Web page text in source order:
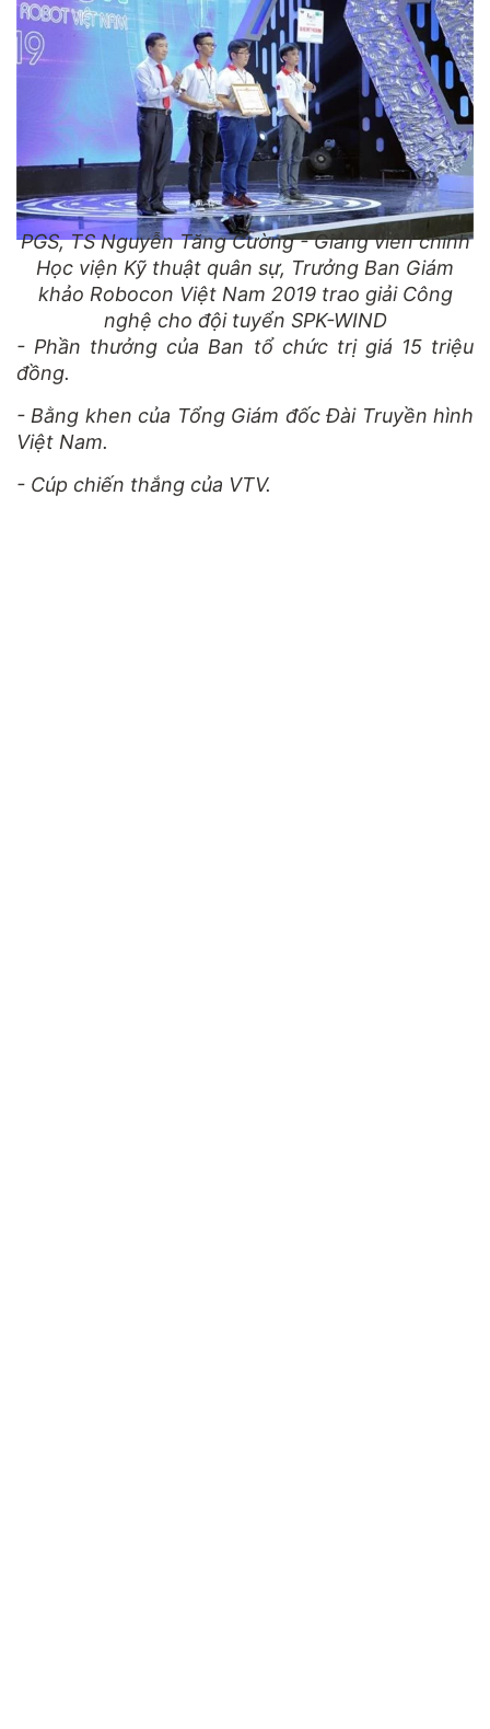
PGS, TS Nguyễn Tăng Cường - Giảng viên chính
Học viện Kỹ thuật quân sự, Trưởng Ban Giám
khảo Robocon Việt Nam 2019 trao giải Công
nghệ cho đội tuyển SPK-WIND
- Phần thưởng của Ban tổ chức trị giá 15 triệu
đồng.
- Bằng khen của Tổng Giám đốc Đài Truyền hình
Việt Nam.
- Cúp chiến thắng của VTV.